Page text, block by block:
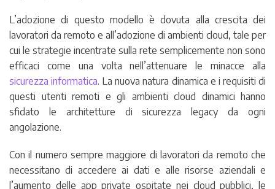
L’adozione di questo modello è dovuta alla crescita dei
lavoratori da remoto e all’adozione di ambienti cloud, tale per
cui le strategie incentrate sulla rete semplicemente non sono
efficaci come una volta nell’attenuare le minacce alla
sicurezza informatica. La nuova natura dinamica e i requisiti di
questi utenti remoti e gli ambienti cloud dinamici hanno
sfidato le architetture di sicurezza legacy da ogni
angolazione.
Con il numero sempre maggiore di lavoratori da remoto che
necessitano di accedere ai dati e alle risorse aziendali e
l’aumento delle app private ospitate nei cloud pubblici, le